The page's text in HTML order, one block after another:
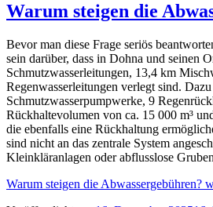
Warum steigen die
Bevor man diese Frage seriös
sein darüber, dass in Dohna und seinen
Schmutzwasserleitungen, 13,4 km
Regenwasserleitungen verlegt sind.
Schmutzwasserpumpwerke, 9
Rückhaltevolumen von ca. 15 000 m³
die ebenfalls eine Rückhaltung
sind nicht an das zentrale System
Kleinkläranlagen oder abflusslose
Warum steigen die Abwassergebühren?